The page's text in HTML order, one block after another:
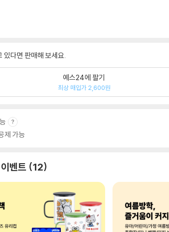
있다면 판매해 보세요.
예스24에 팔기
최상 매입가 2,600원
제 가능
벤트 12